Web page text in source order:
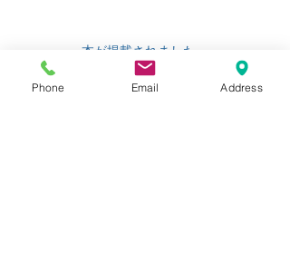
本が掲載されました。
Phone Email Address